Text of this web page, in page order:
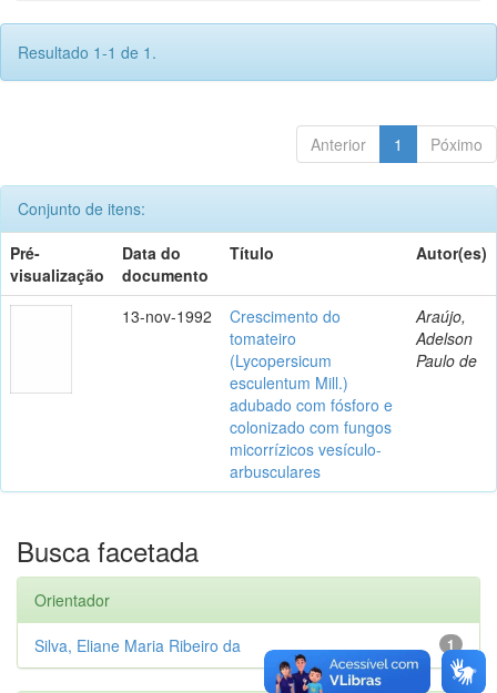
Resultado 1-1 de 1.
Anterior 1 Póximo
Conjunto de itens:
Pré-
visualização
Data do
documento
Título Autor(es)
13-nov-1992
Crescimento do
tomateiro
(Lycopersicum
esculentum Mill.)
adubado com fósforo e
colonizado com fungos
micorrízicos vesículo-
arbusculares
Araújo,
Adelson
Paulo de
Busca facetada
Orientador
1
Silva, Eliane Maria Ribeiro da